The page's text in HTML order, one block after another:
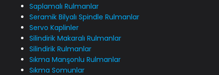
Saplamalı Rulmanlar
Seramik Bilyalı Spindle Rulmanlar
Servo Kaplinler
Silindirik Makaralı Rulmanlar
Silindirik Rulmanlar
Sıkma Manşonlu Rulmanlar
Sıkma Somunlar